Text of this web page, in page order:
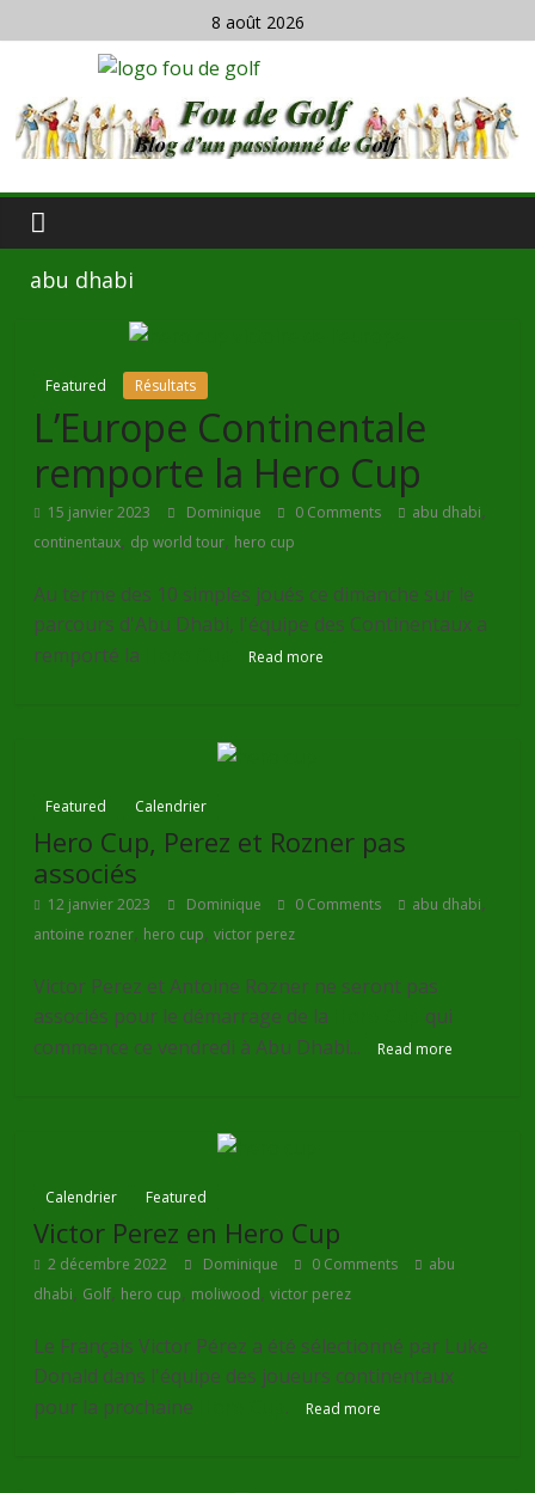
8 août 2026
abu dhabi
Featured Résultats
L’Europe Continentale
remporte la Hero Cup
15 janvier 2023 Dominique 0 Comments abu dhabi,
continentaux, dp world tour, hero cup
Au terme des 10 simples joués ce dimanche sur le
parcours d'Abu Dhabi, l'équipe des Continentaux a
remporté la
Read more
Featured Calendrier
Hero Cup, Perez et Rozner pas
associés
12 janvier 2023 Dominique 0 Comments abu dhabi,
antoine rozner, hero cup,victor perez
Victor Perez et Antoine Rozner ne seront pas
associés pour le démarrage de la
qui
commence ce vendredi à Abu Dhabi...
Read more
Calendrier Featured
Victor Perez en Hero Cup
2 décembre 2022 Dominique 0 Comments
abu
dhabi, Golf, hero cup, moliwood,victor perez
Le Français Victor Pérez a été sélectionné par Luke
Donald dans l'équipe des joueurs continentaux
pour la prochaine
. Read more